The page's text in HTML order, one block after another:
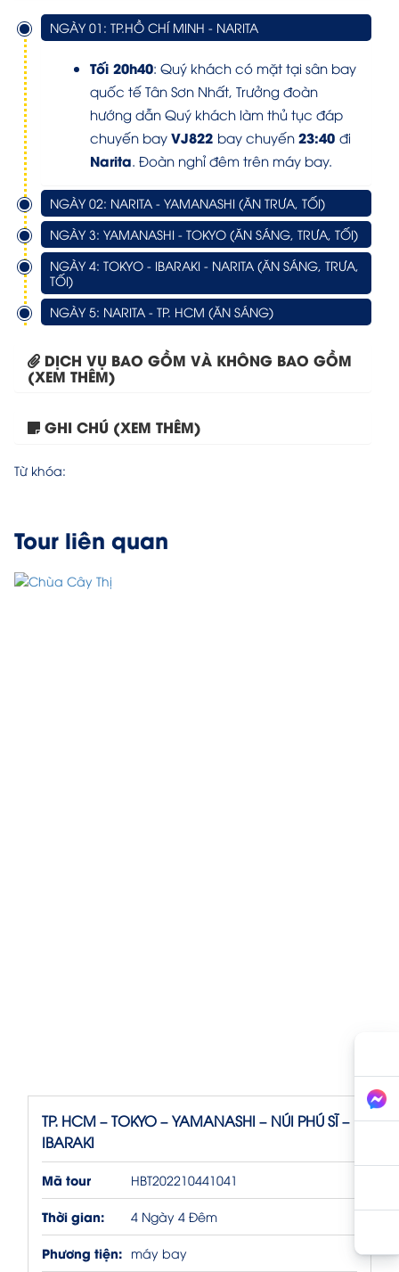
NGÀY 01: TP.HỒ CHÍ MINH - NARITA
Tối 20h40: Quý khách có mặt tại sân bay
quốc tế Tân Sơn Nhất, Trưởng đoàn
hướng dẫn Quý khách làm thủ tục đáp
chuyến bay VJ822 bay chuyến 23:40 đi
Narita. Đoàn nghỉ đêm trên máy bay.
NGÀY 02: NARITA - YAMANASHI (ĂN TRƯA, TỐI)
NGÀY 3: YAMANASHI - TOKYO (ĂN SÁNG, TRƯA, TỐI)
NGÀY 4: TOKYO - IBARAKI - NARITA (ĂN SÁNG, TRƯA,
TỐI)
NGÀY 5: NARITA - TP. HCM (ĂN SÁNG)
DỊCH VỤ BAO GỒM VÀ KHÔNG BAO GỒM
(XEM THÊM)
GHI CHÚ (XEM THÊM)
Từ khóa:
Tour liên quan
Tour Bái Đính – Địa...
TP. HCM – TOKYO – YAMANASHI – NÚI PHÚ SĨ –
IBARAKI
Mã tour HBT202210441041
Thời gian: 4 Ngày 4 Đêm
Phương tiện: máy bay